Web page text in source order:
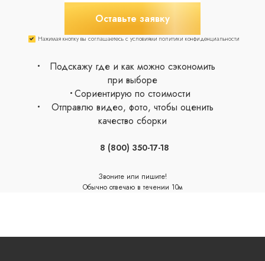
Оставьте заявку
Нажимая кнопку вы соглашаетесь с условиями политики конфиденциальности
Подскажу где и как можно сэкономить
при выборе
Сориентирую по стоимости
Отправлю видео, фото, чтобы оценить
качество сборки
8 (800) 350-17-18
Звоните или пишите!
Обычно отвечаю в течении 10м